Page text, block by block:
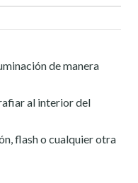
de manera
al interior del
flash o cualquier otra